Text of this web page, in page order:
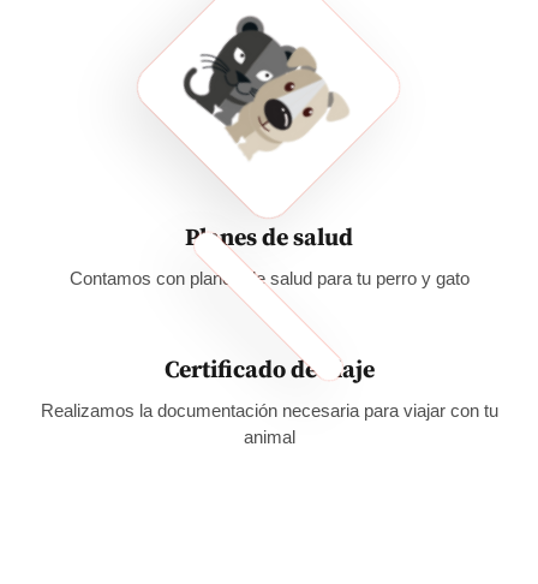
Planes de salud
Contamos con planes de salud para tu perro y gato
Certificado de viaje
Realizamos la documentación necesaria para viajar con tu
animal